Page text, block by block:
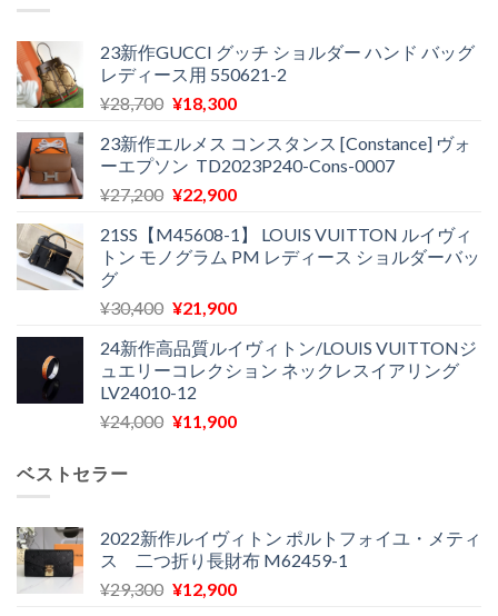
23新作GUCCI グッチ ショルダー ハンド バッグ
レディース用 550621-2
¥28,700 元
価
格
は
で
し
¥18,300現
の
価
格
¥18,300
で
23新作エルメス コンスタンス [Constance] ヴォ
ーエプソン TD2023P240-Cons-0007
¥27,200 元
価
格
¥27,200
し
た。
¥22,900現
の
価
は
で
す。
21SS【M45608-1】 LOUIS VUITTON ルイヴィ
トン モノグラム PM レディース ショルダーバッ
グ
¥30,400 元
価
格
は
¥30,400
¥21,900現
の
価
は
24新作高品質ルイヴィトン/LOUIS VUITTONジ
ュエリーコレクション ネックレスイアリング
LV24010-12
¥24,000 元
¥24,000
で
し
¥11,900現
は
¥11,900
で
ベストセラー
2022新作ルイヴィトン ポルトフォイユ・メティ
ス 二つ折り長財布 M62459-1
¥29,300 元
¥12,900現